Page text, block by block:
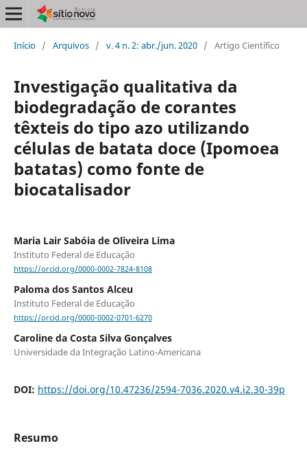
Início / Arquivos / v. 4 n. 2: abr./jun. 2020 / Artigo Científico
Investigação qualitativa da
biodegradação de corantes
têxteis do tipo azo utilizando
células de batata doce (Ipomoea
batatas) como fonte de
biocatalisador
Maria Lair Sabóia de Oliveira Lima
Instituto Federal de Educação
https://orcid.org/0000-0002-7824-8108
Paloma dos Santos Alceu
Instituto Federal de Educação
https://orcid.org/0000-0002-0701-6270
Caroline da Costa Silva Gonçalves
Universidade da Integração Latino-Americana
DOI: https://doi.org/10.47236/2594-7036.2020.v4.i2.30-39p
Resumo